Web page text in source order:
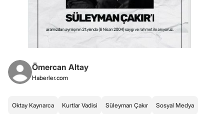
Ömercan Altay
Haberler.com
Oktay Kaynarca Kurtlar Vadisi Süleyman Çakır Sosyal Medya